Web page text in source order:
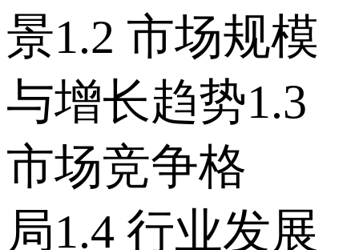
景 1.2 市场规模
与增长趋势 1.3
市场竞争格
局 1.4 行业发展